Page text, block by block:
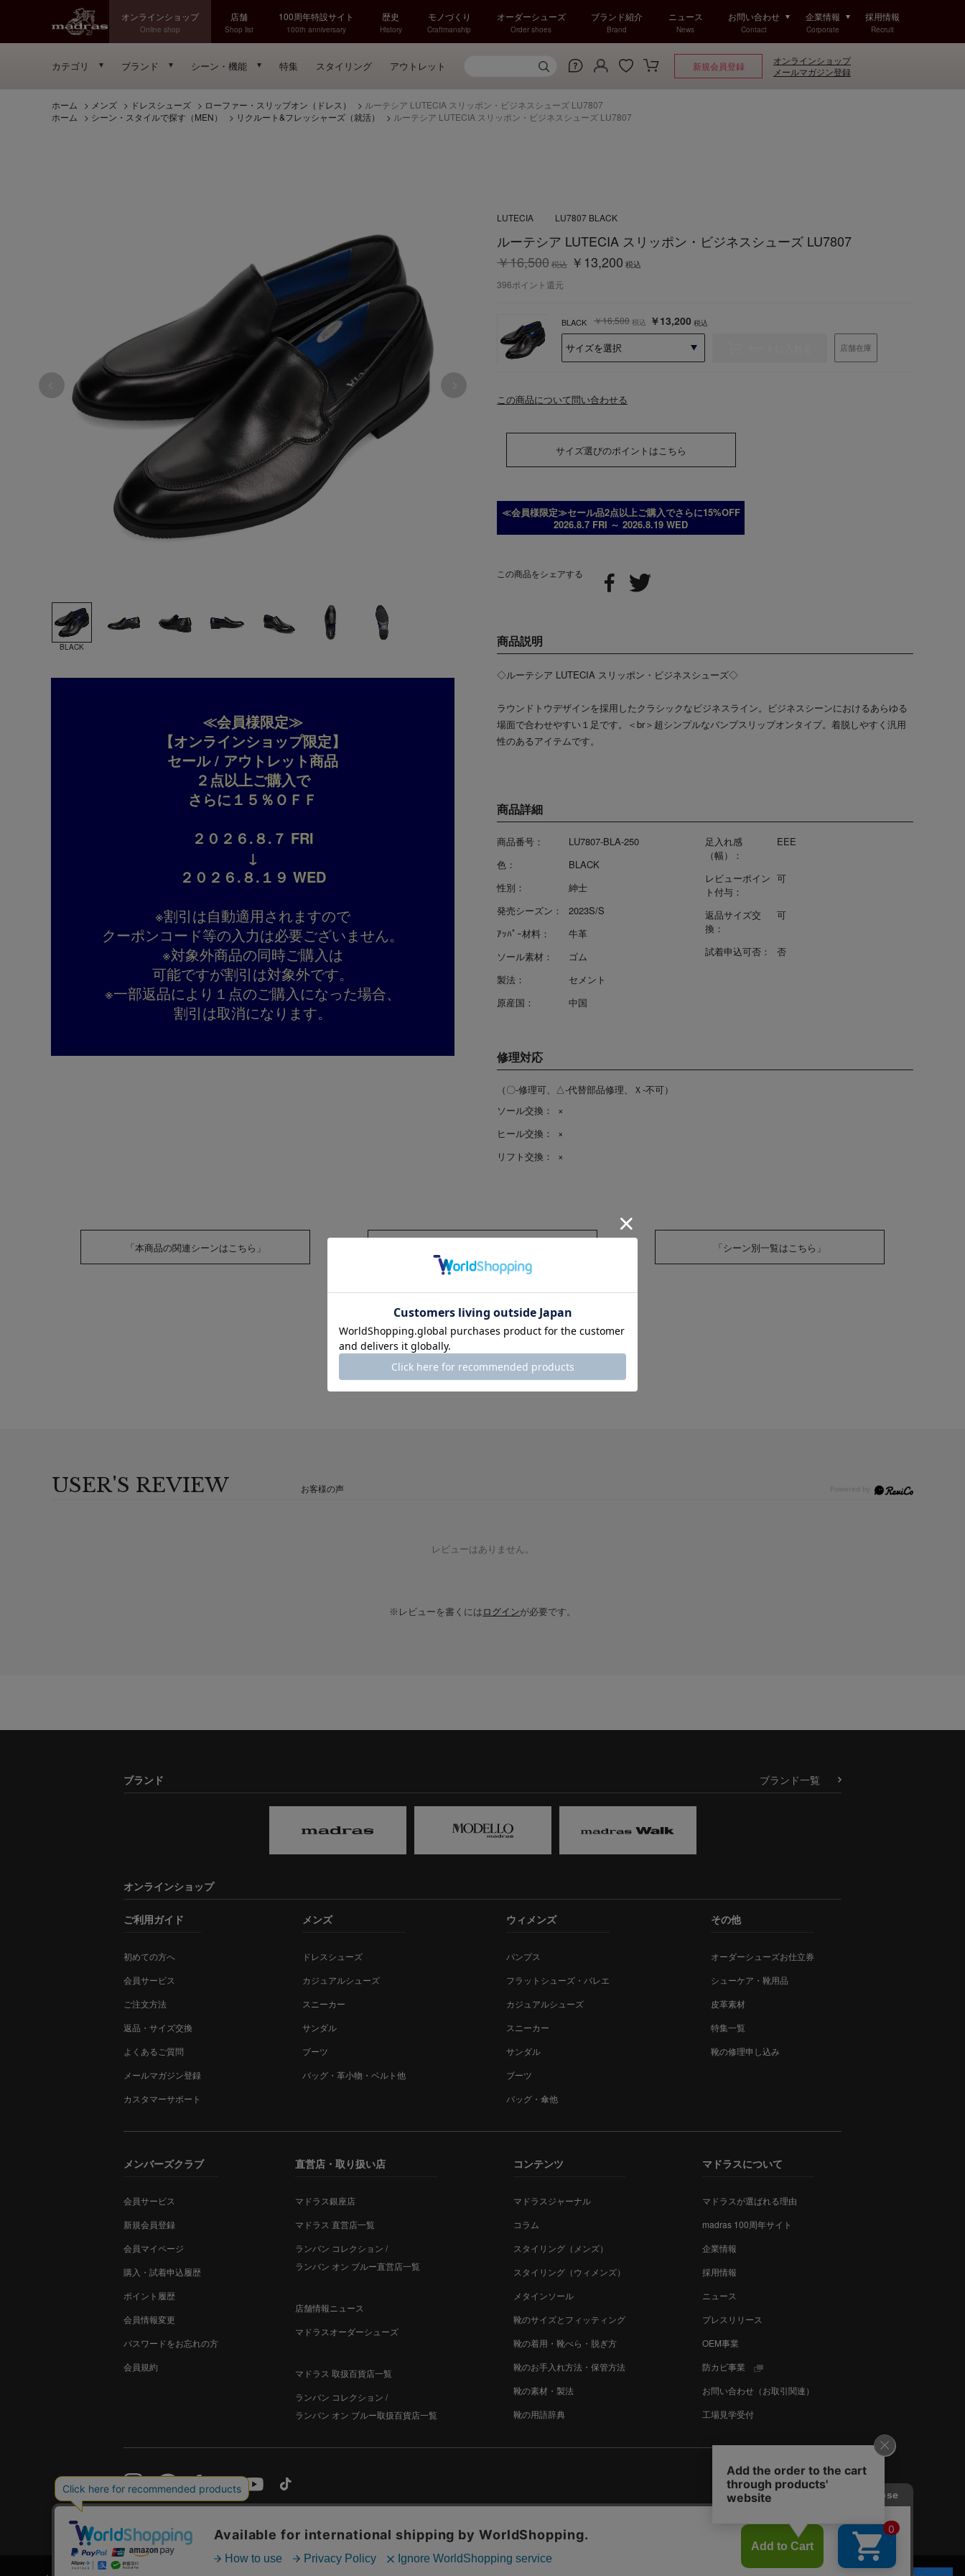
オンラインショップ
Online shop
店舗
Shop list
100周年特設サイト
100th anniversary
歴史
History
モノづくり
Craftmanship
オーダーシューズ
Order shoes
ブランド紹介
Brand
ニュース
News
お問い合わせ
Contact
企業情報
Corporate
採用情報
Recruit
カテゴリ ブランド シーン・機能 特集 スタイリング アウトレット 新規会員登録
オンラインショップ
メールマガジン登録
ホーム > メンズ > ドレスシューズ > ローファー・スリップオン（ドレス） > ルーテシア LUTECIA スリッポン・ビジネスシューズ LU7807
ホーム
> シーン・スタイルで探す（MEN） > リクルート&フレッシャーズ（就活） > ルーテシア LUTECIA スリッポン・ビジネスシューズ LU7807
BLACK
≪会員様限定≫
【オンラインショップ限定】
セール / アウトレット商品
２点以上ご購入で
さらに１５％ＯＦＦ
２０２６.８.７ FRI
↓
２０２６.８.１９ WED
※割引は自動適用されますので
クーポンコード等の入力は必要ございません。
※対象外商品の同時ご購入は
可能ですが割引は対象外です。
※一部返品により１点のご購入になった場合、
割引は取消になります。
この商品をシェアする
ルーテシア LUTECIA スリッポン・ビジネスシューズ LU7807
￥13,200 税込
￥16,500税込
商品詳細
商品番号：
LU7807-BLA-250
色：
BLACK
性別：
紳士
発売シーズン：
2023S/S
ｱｯﾊﾟｰ材料：
牛革
ソール素材：
ゴム
製法：
セメント
原産国：
中国
足入れ感
（幅）：
EEE
レビューポイン
ト付与：
可
返品サイズ交
換：
可
試着申込可否： 否
修理対応
（〇-修理可、△-代替部品修理、Ｘ-不可）
ソール交換：
×
ヒール交換：
×
リフト交換：
×
BLACK ￥13,200 税込
￥16,500 税込
店舗在庫
LUTECIA LU7807 BLACK
396ポイント還元
商品説明
◇ルーテシア LUTECIA スリッポン・ビジネスシューズ◇
ラウンドトウデザインを採用したクラシックなビジネスライン。ビジネスシーンにおけるあらゆる
場面で合わせやすい１足です。＜br＞超シンプルなバンプスリップオンタイプ。着脱しやすく汎用
性のあるアイテムです。
この商品について問い合わせる
サイズ選びのポイントはこちら
≪会員様限定≫セール品2点以上ご購入でさらに15%OFF
2026.8.7 FRI ～ 2026.8.19 WED
「本商品の関連シーンはこちら」 「シーン別一覧はこちら」
USER'S REVIEW お客様の声
レビューはありません。
※レビューを書くには ログインが必要です。
ブランド ブランド一覧
オンラインショップ
ご利用ガイド
初めての方へ
会員サービス
ご注文方法
返品・サイズ交換
よくあるご質問
メールマガジン登録
カスタマーサポート
メンズ
ドレスシューズ
カジュアルシューズ
スニーカー
サンダル
ブーツ
バッグ・革小物・ベルト他
ウィメンズ
パンプス
フラットシューズ・バレエ
カジュアルシューズ
スニーカー
サンダル
ブーツ
バッグ・傘他
その他
オーダーシューズお仕立券
シューケア・靴用品
皮革素材
特集一覧
靴の修理申し込み
メンバーズクラブ
会員サービス
新規会員登録
会員マイページ
購入・試着申込履歴
ポイント履歴
会員情報変更
パスワードをお忘れの方
会員規約
直営店・取り扱い店
マドラス銀座店
マドラス 直営店一覧
ランバン コレクション /
ランバン オン ブルー直営店一覧
店舗情報ニュース
マドラスオーダーシューズ
マドラス 取扱百貨店一覧
ランバン コレクション /
ランバン オン ブルー取扱百貨店一覧
コンテンツ
マドラスジャーナル
コラム
スタイリング（メンズ）
スタイリング（ウィメンズ）
メタインソール
靴のサイズとフィッティング
靴の着用・靴べら・脱ぎ方
靴のお手入れ方法・保管方法
靴の素材・製法
靴の用語辞典
マドラスについて
マドラスが選ばれる理由
madras 100周年サイト
企業情報
採用情報
ニュース
プレスリリース
OEM事業
防カビ事業
お問い合わせ（お取引関連）
工場見学受付
Language English 中文
© Madras Inc. All rights reserved.